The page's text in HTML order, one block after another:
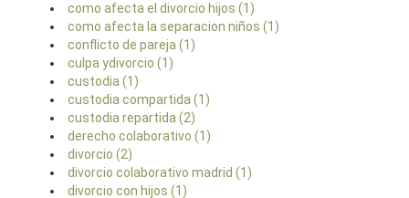
como afecta el divorcio hijos (1)
como afecta la separacion niños (1)
conflicto de pareja (1)
culpa ydivorcio (1)
custodia (1)
custodia compartida (1)
custodia repartida (2)
derecho colaborativo (1)
divorcio (2)
divorcio colaborativo madrid (1)
divorcio con hijos (1)